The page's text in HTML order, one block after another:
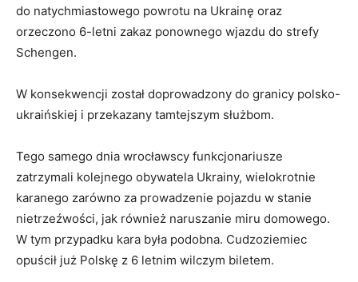
do natychmiastowego powrotu na Ukrainę oraz
orzeczono 6-letni zakaz ponownego wjazdu do strefy
Schengen.
W konsekwencji został doprowadzony do granicy polsko-
ukraińskiej i przekazany tamtejszym służbom.
Tego samego dnia wrocławscy funkcjonariusze
zatrzymali kolejnego obywatela Ukrainy, wielokrotnie
karanego zarówno za prowadzenie pojazdu w stanie
nietrzeźwości, jak również naruszanie miru domowego.
W tym przypadku kara była podobna. Cudzoziemiec
opuścił już Polskę z 6 letnim wilczym biletem.